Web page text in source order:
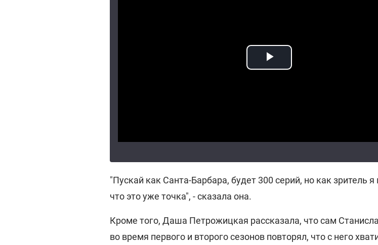
"Пускай как Санта-Барбара, будет 300 серий, но как зритель
что это уже точка", - сказала она.
Кроме того, Даша Петрожицкая рассказала, что сам
во время первого и второго сезонов повторял, что с него